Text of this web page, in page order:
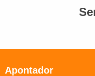
Apontador